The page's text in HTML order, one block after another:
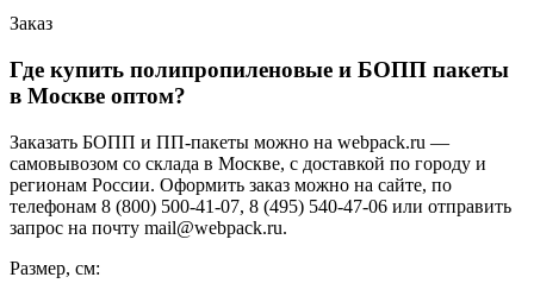
Заказ
Где купить полипропиленовые и БОПП пакеты
в Москве оптом?
Заказать БОПП и ПП-пакеты можно на webpack.ru —
самовывозом со склада в Москве, с доставкой по городу и
регионам России. Оформить заказ можно на сайте, по
телефонам 8 (800) 500-41-07, 8 (495) 540-47-06 или отправить
запрос на почту mail@webpack.ru.
Размер, см: